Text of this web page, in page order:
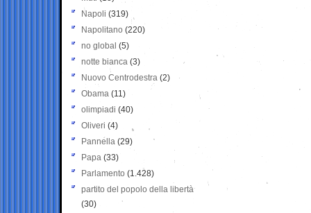
Napoli (319)
Napolitano (220)
no global (5)
notte bianca (3)
Nuovo Centrodestra (2)
Obama (11)
olimpiadi (40)
Oliveri (4)
Pannella (29)
Papa (33)
Parlamento (1.428)
partito del popolo della libertà
(30)